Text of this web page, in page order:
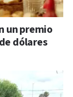
un premio
dólares